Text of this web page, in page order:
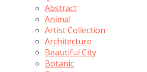
Abstract
Animal
Artist Collection
Architecture
Beautiful City
Botanic